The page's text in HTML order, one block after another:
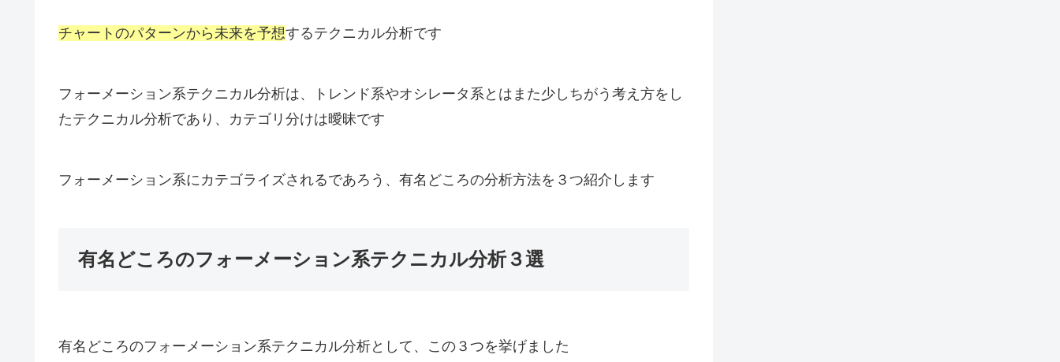
チャートのパターンから未来を予想するテクニカル分析です
フォーメーション系テクニカル分析は、トレンド系やオシレータ系とはまた少しちがう考え方をし
たテクニカル分析であり、カテゴリ分けは曖昧です
フォーメーション系にカテゴライズされるであろう、有名どころの分析方法を３つ紹介します
有名どころのフォーメーション系テクニカル分析３選
有名どころのフォーメーション系テクニカル分析として、この３つを挙げました